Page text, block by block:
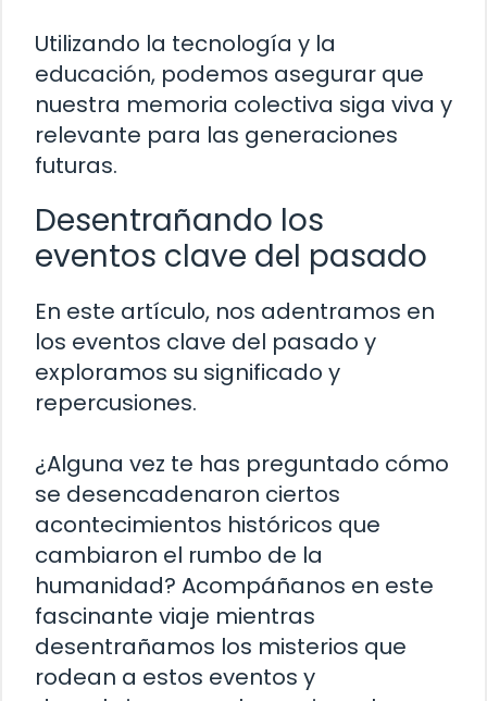
Utilizando la tecnología y la
educación, podemos asegurar que
nuestra memoria colectiva siga viva y
relevante para las generaciones
futuras.
Desentrañando los
eventos clave del pasado
En este artículo, nos adentramos en
los eventos clave del pasado y
exploramos su significado y
repercusiones.
¿Alguna vez te has preguntado cómo
se desencadenaron ciertos
acontecimientos históricos que
cambiaron el rumbo de la
humanidad? Acompáñanos en este
fascinante viaje mientras
desentrañamos los misterios que
rodean a estos eventos y